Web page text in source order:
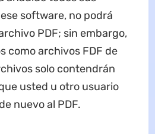
software, no podrá
PDF; sin embargo,
como archivos FDF de
solo contendrán
usted u otro usuario
nuevo al PDF.